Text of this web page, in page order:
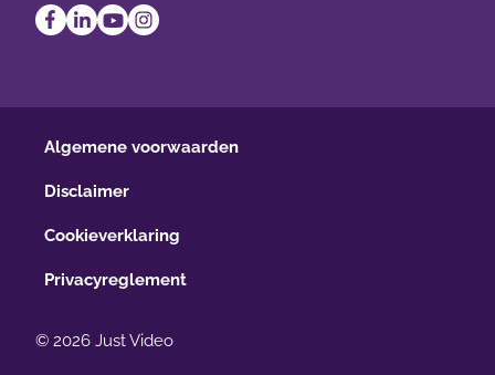
Algemene voorwaarden
Disclaimer
Cookieverklaring
Privacyreglement
© 2026 Just Video